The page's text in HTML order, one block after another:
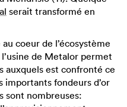
serait transformé en
coeur de l’écosystème
de Metalor permet
auxquels est confronté ce
importants fondeurs d’or
sont nombreuses: